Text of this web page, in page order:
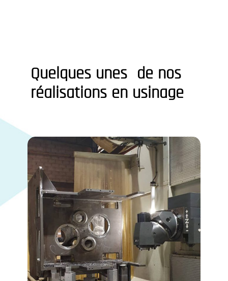
Quelques unes de nos
réalisations en usinage